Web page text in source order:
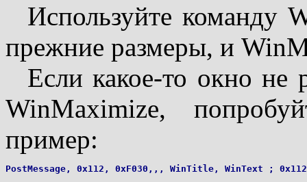
Используйте команду
прежние размеры, и
Если какое-то окно не
WinMaximize,
пример: